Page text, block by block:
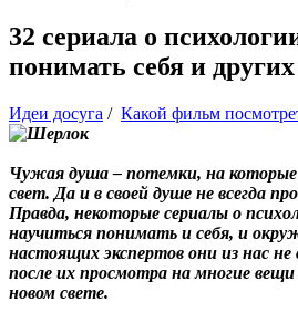
32 сериала о
понимать себя и
Идеи досуга / Какой фильм
Чужая душа – потемки, на
свет. Да и в своей душе не всегда
Правда, некоторые сериалы о
научиться понимать и себя, и
настоящих экспертов они из нас
после их просмотра на многие
новом свете.